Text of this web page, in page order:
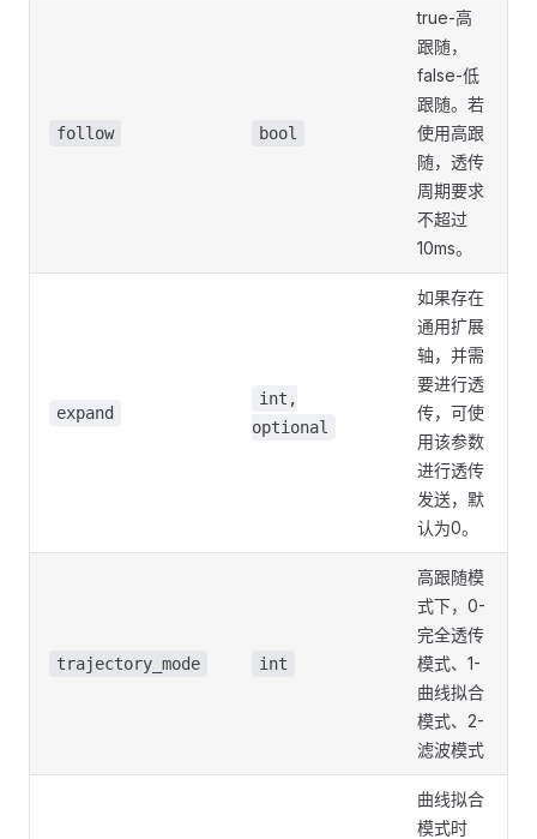
follow bool
true-高
跟随，
false-低
跟随。若
使用高跟
随，透传
周期要求
不超过
10ms。
expand
int,
optional
如果存在
通用扩展
轴，并需
要进行透
传，可使
用该参数
进行透传
发送，默
认为0。
trajectory_mode int
高跟随模
式下，0-
完全透传
模式、1-
曲线拟合
模式、2-
滤波模式
曲线拟合
模式时